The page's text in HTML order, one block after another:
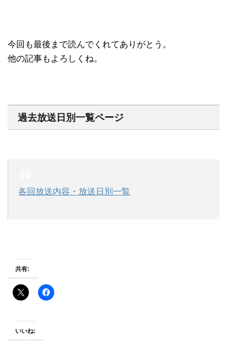
今回も最後まで読んでくれてありがとう。
他の記事もよろしくね。
過去放送日別一覧ページ
各回放送内容・放送日別一覧
共有:
いいね: